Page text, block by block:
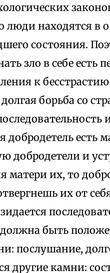
находятся в
состояния.
зло в себе
к
борьба со
добродетель есть
добродетели и
матери их, то
их от
быть
послушание,
другие камни: